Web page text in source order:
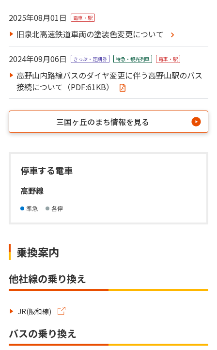
2025年08月01日 電車・駅
旧泉北高速鉄道車両の塗装色変更について
2024年09月06日 きっぷ・定期券 特急・観光列⾞ 電車・駅
高野山内路線バスのダイヤ変更に伴う高野山駅のバス
接続について（PDF:61KB）
三国ヶ丘のまち情報を見る
停車する電車
高野線
準急 各停
乗換案内
他社線の乗り換え
JR(阪和線)
バスの乗り換え